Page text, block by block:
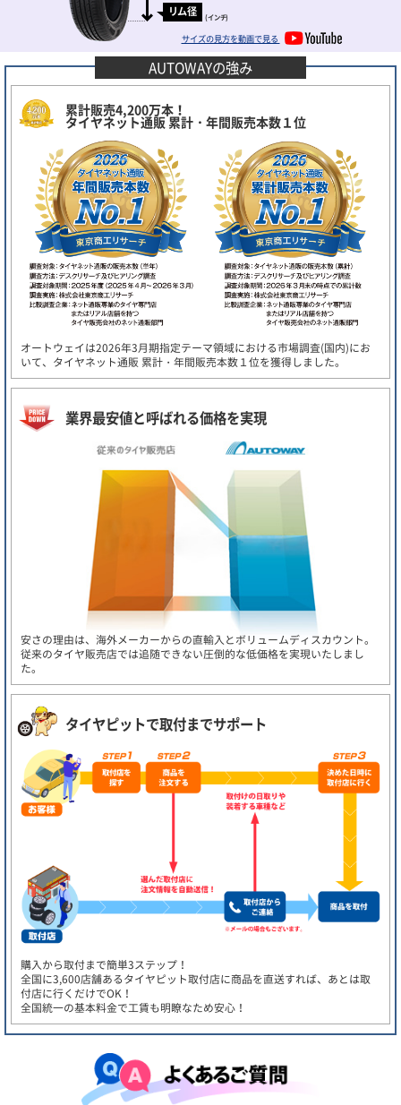
リム径 (インチ)
サイズの見方を動画で見る
AUTOWAYの強み
累計販売4,200万本！
タイヤネット通販 累計・年間販売本数１位
オートウェイは2026年3月期指定テーマ領域における市場調査(国内)にお
いて、タイヤネット通販 累計・年間販売本数１位を獲得しました。
業界最安値と呼ばれる価格を実現
安さの理由は、海外メーカーからの直輸入とボリュームディスカウント。
従来のタイヤ販売店では追随できない圧倒的な低価格を実現いたしまし
た。
タイヤピットで取付までサポート
購入から取付まで簡単3ステップ！
全国に3,600店舗あるタイヤピット取付店に商品を直送すれば、あとは取
付店に行くだけでOK！
全国統一の基本料金で工賃も明瞭なため安心！